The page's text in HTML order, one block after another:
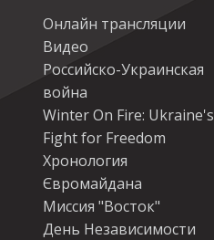
Онлайн трансляции
Видео
Российско-Украинская
война
Winter On Fire: Ukraine's
Fight for Freedom
Хронология
Євромайдана
Миссия "Восток"
День Независимости